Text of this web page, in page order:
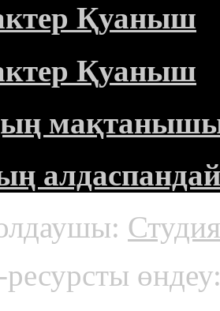
Қуаныш
Қуаныш
мақтанышы
алдаспандай
ресурсты